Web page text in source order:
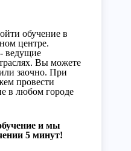
обучение в
центре.
ведущие
Вы можете
заочно. При
провести
в любом городе
и мы
5 минут!